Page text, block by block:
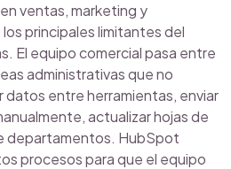
ventas, marketing y
principales limitantes del
El equipo comercial pasa entre
administrativas que no
datos entre herramientas, enviar
actualizar hojas de
departamentos. HubSpot
procesos para que el equipo